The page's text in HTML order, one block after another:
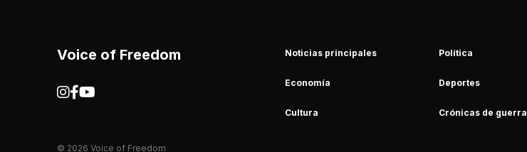
Voice of Freedom Noticias principales Política
Economía Deportes
Cultura Crónicas de guerra
© 2026 Voice of Freedom